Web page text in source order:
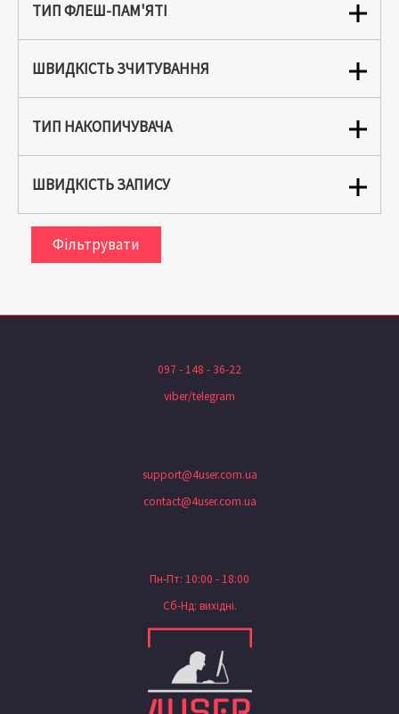
ТИП ФЛЕШ-ПАМ'ЯТІ
ШВИДКІСТЬ ЗЧИТУВАННЯ
ТИП НАКОПИЧУВАЧА
ШВИДКІСТЬ ЗАПИСУ
Фільтрувати
097 - 148 - 36-22
viber/telegram
support@4user.com.ua
contact@4user.com.ua
Пн-Пт: 10:00 - 18:00
Сб-Нд: вихідні.